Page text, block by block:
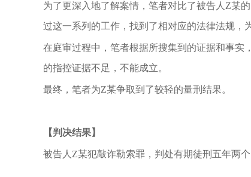
为了更深入地了解案情，笔者对比了被告人Z某
过这一系列的工作，找到了相对应的法律法规，
在庭审过程中，笔者根据所搜集到的证据和事实
的指控证据不足，不能成立。
最终，笔者为Z某争取到了较轻的量刑结果。
【判决结果】
被告人Z某犯敲诈勒索罪，判处有期徒刑五年两